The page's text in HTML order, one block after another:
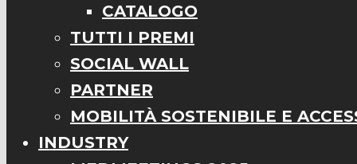
CATALOGO
TUTTI I PREMI
SOCIAL WALL
PARTNER
MOBILITÀ SOSTENIBILE E
INDUSTRY